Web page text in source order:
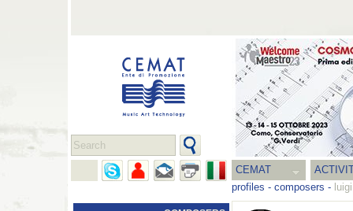
CEMAT
profiles - composers -